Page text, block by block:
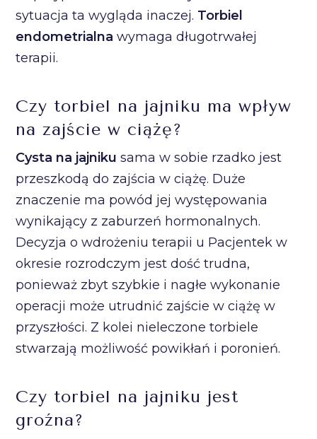
sytuacja ta wygląda inaczej. Torbiel
endometrialnawymaga długotrwałej
terapii.
Czy torbiel na jajniku ma wpływ
na zajście w ciążę?
Cysta na jajnikusama w sobie rzadko jest
przeszkodą do zajścia w ciążę. Duże
znaczenie ma powód jej występowania
wynikający z zaburzeń hormonalnych.
Decyzja o wdrożeniu terapii u Pacjentek w
okresie rozrodczym jest dość trudna,
ponieważ zbyt szybkie i nagłe wykonanie
operacji może utrudnić zajście w ciążę w
przyszłości. Z kolei nieleczone torbiele
stwarzają możliwość powikłań i poronień.
Czy torbiel na jajniku jest
groźna?